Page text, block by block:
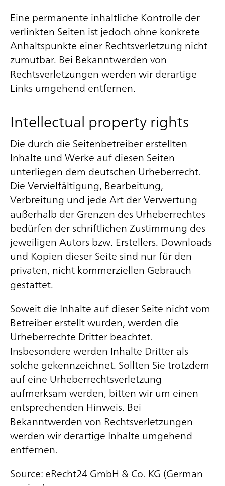
Eine permanente inhaltliche Kontrolle der
verlinkten Seiten ist jedoch ohne konkrete
Anhaltspunkte einer Rechtsverletzung nicht
zumutbar. Bei Bekanntwerden von
Rechtsverletzungen werden wir derartige
Links umgehend entfernen.
Intellectual property rights
Die durch die Seitenbetreiber erstellten
Inhalte und Werke auf diesen Seiten
unterliegen dem deutschen Urheberrecht.
Die Vervielfältigung, Bearbeitung,
Verbreitung und jede Art der Verwertung
außerhalb der Grenzen des Urheberrechtes
bedürfen der schriftlichen Zustimmung des
jeweiligen Autors bzw. Erstellers. Downloads
und Kopien dieser Seite sind nur für den
privaten, nicht kommerziellen Gebrauch
gestattet.
Soweit die Inhalte auf dieser Seite nicht vom
Betreiber erstellt wurden, werden die
Urheberrechte Dritter beachtet.
Insbesondere werden Inhalte Dritter als
solche gekennzeichnet. Sollten Sie trotzdem
auf eine Urheberrechtsverletzung
aufmerksam werden, bitten wir um einen
entsprechenden Hinweis. Bei
Bekanntwerden von Rechtsverletzungen
werden wir derartige Inhalte umgehend
entfernen.
Source: eRecht24 GmbH & Co. KG (German